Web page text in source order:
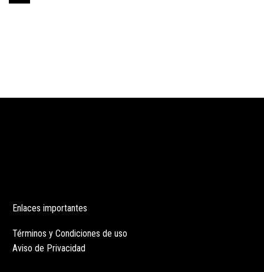
Enlaces importantes
Términos y Condiciones de uso
Aviso de Privacidad